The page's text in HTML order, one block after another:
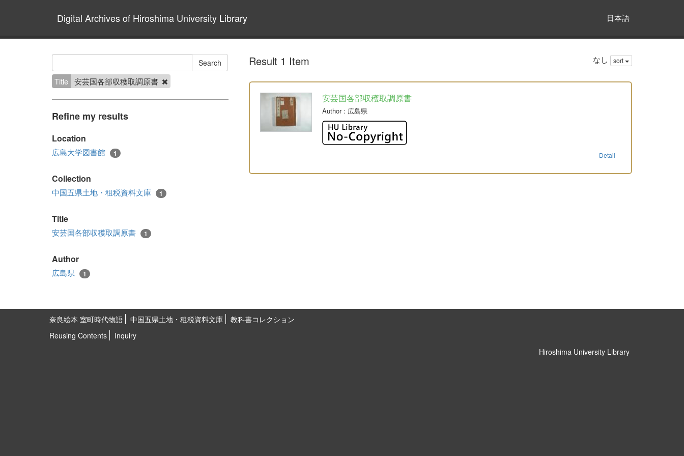
Digital Archives of Hiroshima University Library 日本語
Title 安芸国各部収穫取調原書
Refine my results
Location
広島大学図書館 1
Collection
中国五県土地・租税資料文庫 1
Title
安芸国各部収穫取調原書 1
Author
広島県 1
Result 1 Item なし sort
安芸国各部収穫取調原書
Author: 広島県
Detail
奈良絵本 室町時代物語 中国五県土地・租税資料文庫
教科書コレクション
Reusing Contents
Inquiry
Hiroshima University Library